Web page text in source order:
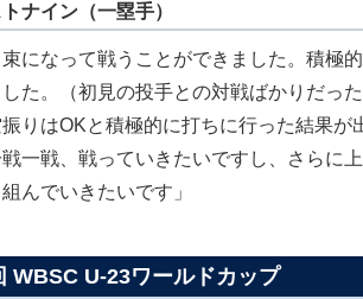
ナイン（一塁手）
になって戦うことができました。積極
た。（初見の投手との対戦ばかりだっ
りはOKと積極的に打ちに行った結果が
一戦、戦っていきたいですし、さらに
んでいきたいです」
WBSC U-23ワールドカップ